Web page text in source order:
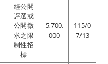
經公開
評選或
公開徵
求之限
制性招
標
5,700,
000
115/0
7/13